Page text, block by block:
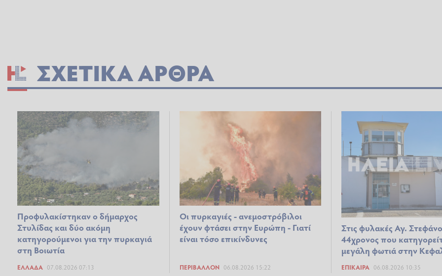
ΣΧΕΤΙΚΆ ΆΡΘΡΑ
Προφυλακίστηκαν ο δήμαρχος
Στυλίδας και δύο ακόμη
κατηγορούμενοι για την πυρκαγιά
στη Βοιωτία
ΕΛΛΆΔΑ 07.08.2026 07:13
Οι πυρκαγιές - ανεμοστρόβιλοι
έχουν φτάσει στην Ευρώπη - Γιατί
είναι τόσο επικίνδυνες
ΠΕΡΙΒΆΛΛΟΝ 06.08.2026 15:22
Στις φυλακές Αγ.
44χρονος που
μεγάλη φωτιά στην
ΕΠΊΚΑΙΡΑ 06.08.2026 10:35